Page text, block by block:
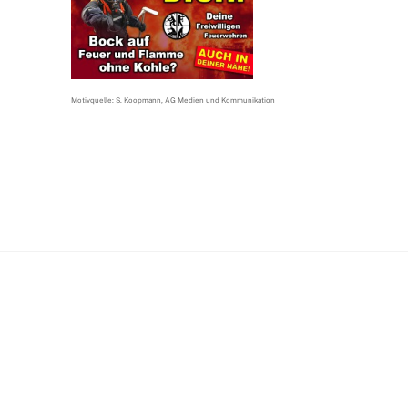
Motivquelle: S. Koopmann, AG Medien und Kommunikation